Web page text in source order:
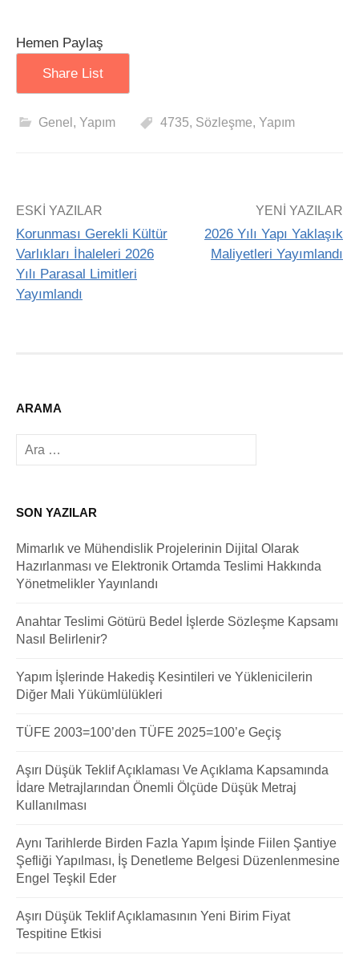
Hemen Paylaş
Share List
Genel , Yapım 4735, Sözleşme, Yapım
ESKI YAZILAR
Korunması Gerekli Kültür
Varlıkları İhaleleri 2026
Yılı Parasal Limitleri
Yayımlandı
YENI YAZILAR
2026 Yılı Yapı Yaklaşık
Maliyetleri Yayımlandı
ARAMA
Arama:
SON YAZILAR
Mimarlık ve Mühendislik Projelerinin Dijital Olarak
Hazırlanması ve Elektronik Ortamda Teslimi Hakkında
Yönetmelikler Yayınlandı
Anahtar Teslimi Götürü Bedel İşlerde Sözleşme Kapsamı
Nasıl Belirlenir?
Yapım İşlerinde Hakediş Kesintileri ve Yüklenicilerin
Diğer Mali Yükümlülükleri
TÜFE 2003=100’den TÜFE 2025=100’e Geçiş
Aşırı Düşük Teklif Açıklaması Ve Açıklama Kapsamında
İdare Metrajlarından Önemli Ölçüde Düşük Metraj
Kullanılması
Aynı Tarihlerde Birden Fazla Yapım İşinde Fiilen Şantiye
Şefliği Yapılması, İş Denetleme Belgesi Düzenlenmesine
Engel Teşkil Eder
Aşırı Düşük Teklif Açıklamasının Yeni Birim Fiyat
Tespitine Etkisi